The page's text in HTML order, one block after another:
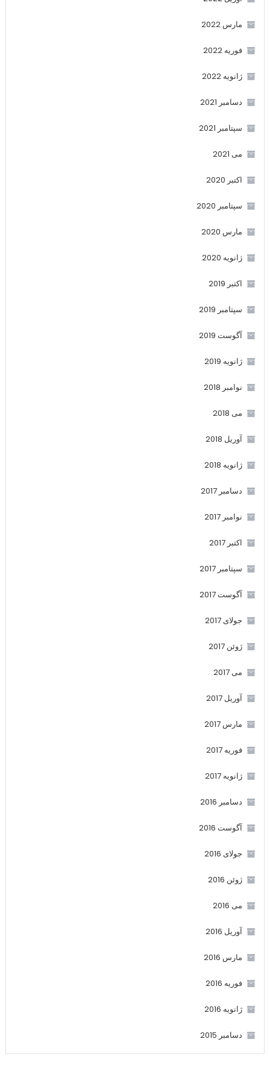
مارس 2022
فوریه 2022
ژانویه 2022
دسامبر 2021
سپتامبر 2021
می 2021
اکتبر 2020
سپتامبر 2020
مارس 2020
ژانویه 2020
اکتبر 2019
سپتامبر 2019
آگوست 2019
ژانویه 2019
نوامبر 2018
می 2018
آوریل 2018
ژانویه 2018
دسامبر 2017
نوامبر 2017
اکتبر 2017
سپتامبر 2017
آگوست 2017
جولای 2017
ژوئن 2017
می 2017
آوریل 2017
مارس 2017
فوریه 2017
ژانویه 2017
دسامبر 2016
آگوست 2016
جولای 2016
ژوئن 2016
می 2016
آوریل 2016
مارس 2016
فوریه 2016
ژانویه 2016
دسامبر 2015